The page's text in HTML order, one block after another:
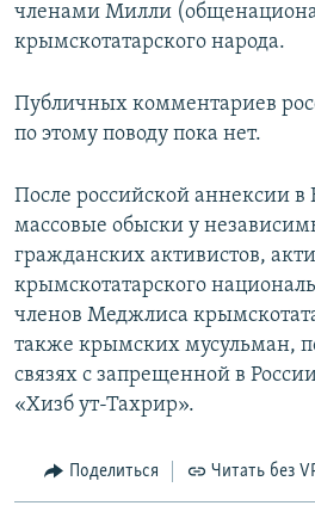
членами Милли
крымскотатарского народа.
Публичных комментариев
по этому поводу пока нет.
После российской аннексии
массовые обыски у
гражданских активистов,
крымскотатарского
членов Меджлиса
также крымских мусульман,
связях с запрещенной в
«Хизб ут-Тахрир».
Поделиться Читать без